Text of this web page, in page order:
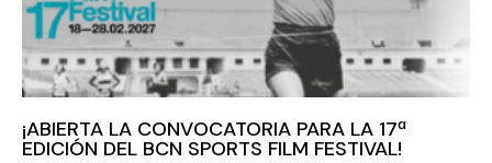
¡ABIERTA LA CONVOCATORIA PARA LA 17ª
EDICIÓN DEL BCN SPORTS FILM FESTIVAL!